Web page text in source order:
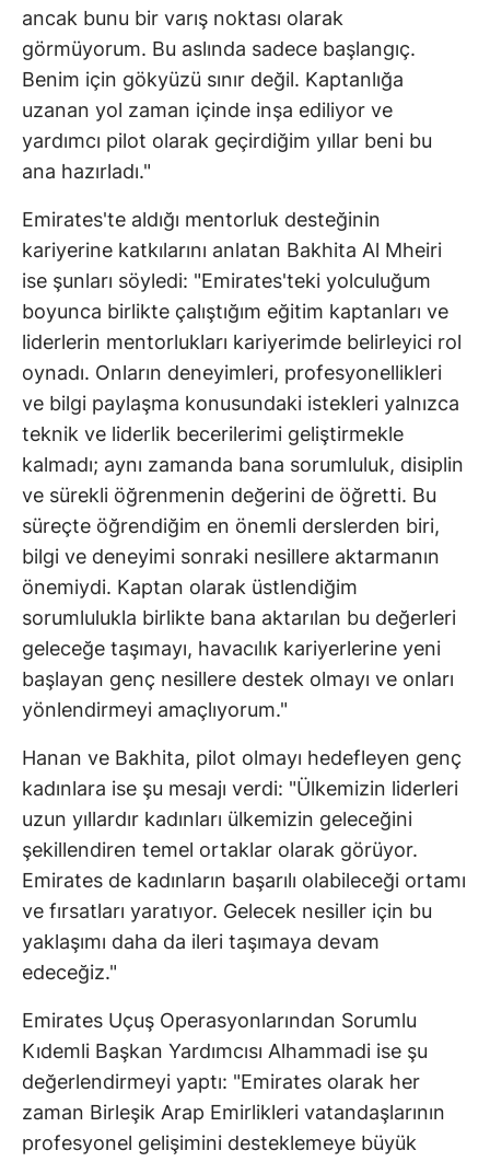
ancak bunu bir varış noktası olarak
görmüyorum. Bu aslında sadece başlangıç.
Benim için gökyüzü sınır değil. Kaptanlığa
uzanan yol zaman içinde inşa ediliyor ve
yardımcı pilot olarak geçirdiğim yıllar beni bu
ana hazırladı."
Emirates'te aldığı mentorluk desteğinin
kariyerine katkılarını anlatan Bakhita Al Mheiri
ise şunları söyledi: "Emirates'teki yolculuğum
boyunca birlikte çalıştığım eğitim kaptanları ve
liderlerin mentorlukları kariyerimde belirleyici rol
oynadı. Onların deneyimleri, profesyonellikleri
ve bilgi paylaşma konusundaki istekleri yalnızca
teknik ve liderlik becerilerimi geliştirmekle
kalmadı; aynı zamanda bana sorumluluk, disiplin
ve sürekli öğrenmenin değerini de öğretti. Bu
süreçte öğrendiğim en önemli derslerden biri,
bilgi ve deneyimi sonraki nesillere aktarmanın
önemiydi. Kaptan olarak üstlendiğim
sorumlulukla birlikte bana aktarılan bu değerleri
geleceğe taşımayı, havacılık kariyerlerine yeni
başlayan genç nesillere destek olmayı ve onları
yönlendirmeyi amaçlıyorum."
Hanan ve Bakhita, pilot olmayı hedefleyen genç
kadınlara ise şu mesajı verdi: "Ülkemizin liderleri
uzun yıllardır kadınları ülkemizin geleceğini
şekillendiren temel ortaklar olarak görüyor.
Emirates de kadınların başarılı olabileceği ortamı
ve fırsatları yaratıyor. Gelecek nesiller için bu
yaklaşımı daha da ileri taşımaya devam
edeceğiz."
Emirates Uçuş Operasyonlarından Sorumlu
Kıdemli Başkan Yardımcısı Alhammadi ise şu
değerlendirmeyi yaptı: "Emirates olarak her
zaman Birleşik Arap Emirlikleri vatandaşlarının
profesyonel gelişimini desteklemeye büyük